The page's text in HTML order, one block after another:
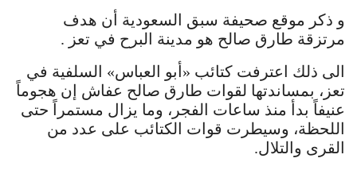
و ذكر موقع صحيفة سبق السعودية أن هدف
مرتزقة طارق صالح هو مدينة البرح في تعز .
الى ذلك اعترفت كتائب «أبو العباس» السلفية في
تعز، بمساندتها لقوات طارق صالح عفاش إن هجوماً
عنيفاً بدأ منذ ساعات الفجر، وما يزال مستمراً حتى
اللحظة، وسيطرت قوات الكتائب على عدد من
القرى والتلال.